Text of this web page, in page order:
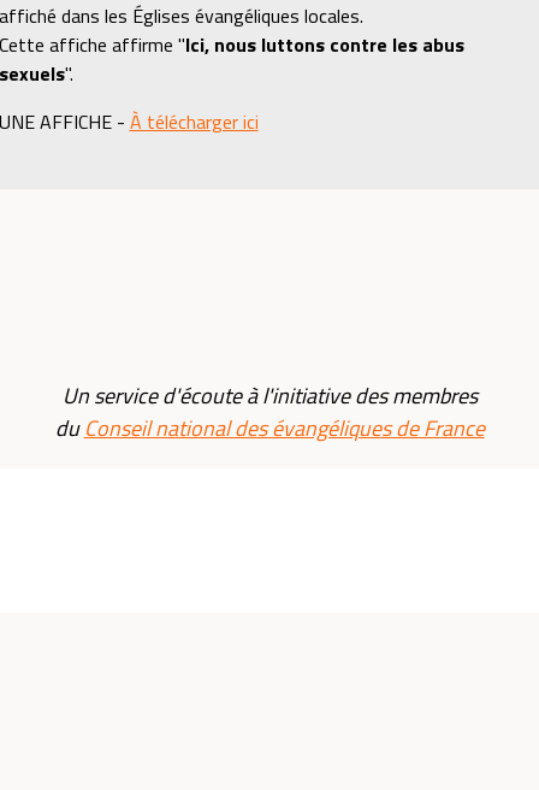
dans les Églises évangéliques locales.
affiche affirme "Ici, nous luttons contre les abus
".
AFFICHE - À télécharger ici
Un service d'écoute à l'initiative des membres
duConseil national des évangéliques de France